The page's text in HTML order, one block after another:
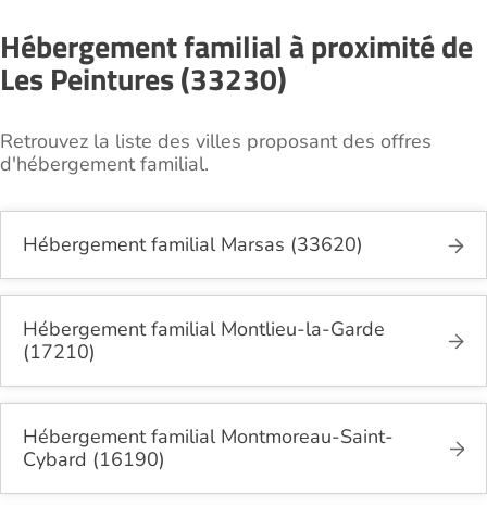
Hébergement familial à proximité de
Les Peintures (33230)
Retrouvez la liste des villes proposant des offres
d'hébergement familial.
Hébergement familial Marsas (33620)
Hébergement familial Montlieu-la-Garde
(17210)
Hébergement familial Montmoreau-Saint-
Cybard (16190)